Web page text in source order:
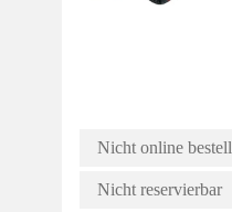
Nicht online
Nicht reservierbar